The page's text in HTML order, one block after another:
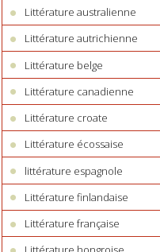
Littérature australienne
Littérature autrichienne
Littérature belge
Littérature canadienne
Littérature croate
Littérature écossaise
littérature espagnole
Littérature finlandaise
Littérature française